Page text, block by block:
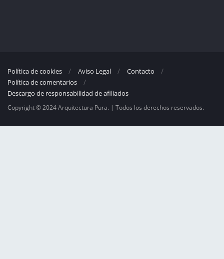
Política de cookies Aviso Legal
Contacto
Política de comentarios
Descargo de responsabilidad de afiliados
Copyright © 2024 Arquitectura Pura. | Todos los derechos reservados.